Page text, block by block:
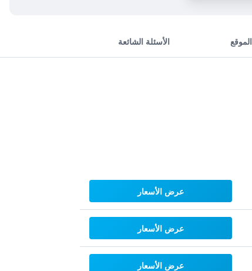
الموقع الأسئلة الشائعة
عرض الأسعار
عرض الأسعار
عرض الأسعار